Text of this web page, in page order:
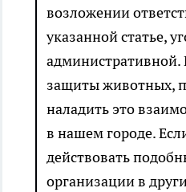
возложении
указанной статье,
защиты животных,
наладить это
в нашем городе.
действовать
организации в